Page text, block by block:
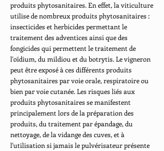
produits phytosanitaires. En effet, la viticulture
utilise de nombreux produits phytosanitaires :
insecticides et herbicides permettant le
traitement des adventices ainsi que des
fongicides qui permettent le traitement de
l'oïdium, du mildiou et du botrytis. Le vigneron
peut être exposé à ces différents produits
phytosanitaires par voie orale, respiratoire ou
bien par voie cutanée. Les risques liés aux
produits phytosanitaires se manifestent
principalement lors de la préparation des
produits, du traitement par épandage, du
nettoyage, de la vidange des cuves, et à
l'utilisation si jamais le pulvérisateur présente